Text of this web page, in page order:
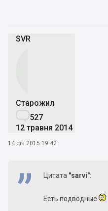
SVR
Старожил
527
12 травня 2014
14 січ 2015 19:42
Цитата "sarvi":
Есть подводные